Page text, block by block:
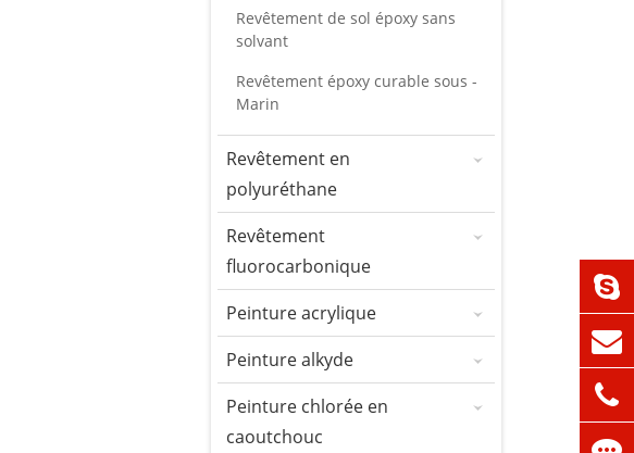
Revêtement de sol époxy sans
solvant
Revêtement époxy curable sous -
Marin
Revêtement en
polyuréthane
Revêtement
fluorocarbonique
Peinture acrylique
Peinture alkyde
Peinture chlorée en
caoutchouc